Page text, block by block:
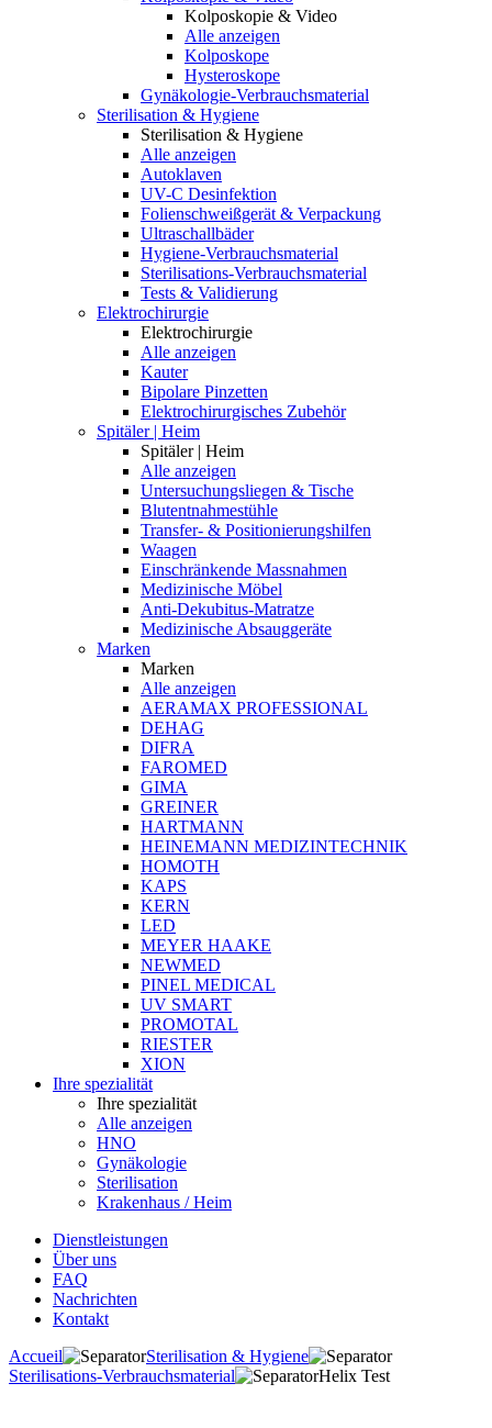
Kolposkopie & Video
Alle anzeigen
Kolposkope
Hysteroskope
Gynäkologie-Verbrauchsmaterial
Sterilisation & Hygiene
Sterilisation & Hygiene
Alle anzeigen
Autoklaven
UV-C Desinfektion
Folienschweißgerät & Verpackung
Ultraschallbäder
Hygiene-Verbrauchsmaterial
Sterilisations-Verbrauchsmaterial
Tests & Validierung
Elektrochirurgie
Elektrochirurgie
Alle anzeigen
Kauter
Bipolare Pinzetten
Elektrochirurgisches Zubehör
Spitäler | Heim
Spitäler | Heim
Alle anzeigen
Untersuchungsliegen & Tische
Blutentnahmestühle
Transfer- & Positionierungshilfen
Waagen
Einschränkende Massnahmen
Medizinische Möbel
Anti-Dekubitus-Matratze
Medizinische Absauggeräte
Marken
Marken
Alle anzeigen
AERAMAX PROFESSIONAL
DEHAG
DIFRA
FAROMED
GIMA
GREINER
HARTMANN
HEINEMANN MEDIZINTECHNIK
HOMOTH
KAPS
KERN
LED
MEYER HAAKE
NEWMED
PINEL MEDICAL
UV SMART
PROMOTAL
RIESTER
XION
Ihre spezialität
Ihre spezialität
Alle anzeigen
HNO
Gynäkologie
Sterilisation
Krakenhaus / Heim
Dienstleistungen
Über uns
FAQ
Nachrichten
Kontakt
Accueil
Sterilisation & Hygiene
Sterilisations-Verbrauchsmaterial
Helix Test